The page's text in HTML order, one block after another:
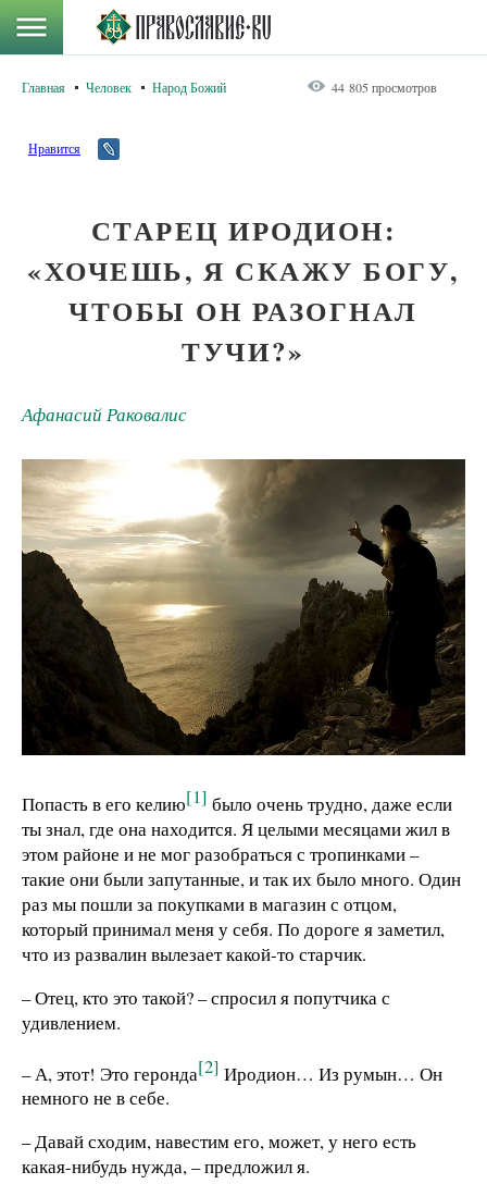
Главная Человек Народ Божий 44 805 просмотров
Нравится
СТАРЕЦ ИРОДИОН:
«ХОЧЕШЬ, Я СКАЖУ БОГУ,
ЧТОБЫ ОН РАЗОГНАЛ
ТУЧИ?»
Афанасий Раковалис
Попасть в его келию[1] было очень трудно, даже если
ты знал, где она находится. Я целыми месяцами жил в
этом районе и не мог разобраться с тропинками –
такие они были запутанные, и так их было много. Один
раз мы пошли за покупками в магазин с отцом,
который принимал меня у себя. По дороге я заметил,
что из развалин вылезает какой-то старчик.
– Отец, кто это такой? – спросил я попутчика с
удивлением.
– А, этот! Это геронда[2] Иродион… Из румын… Он
немного не в себе.
– Давай сходим, навестим его, может, у него есть
какая-нибудь нужда, – предложил я.